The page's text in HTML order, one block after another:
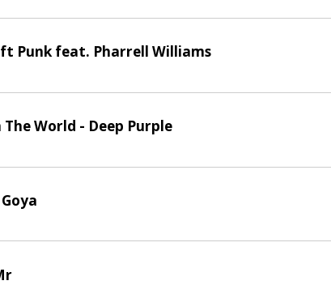
Punk feat. Pharrell Williams
World - Deep Purple